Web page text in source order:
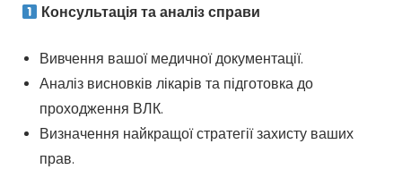
Консультація та аналіз справи
Вивчення вашої медичної документації.
Аналіз висновків лікарів та підготовка до
проходження ВЛК.
Визначення найкращої стратегії захисту ваших
прав.